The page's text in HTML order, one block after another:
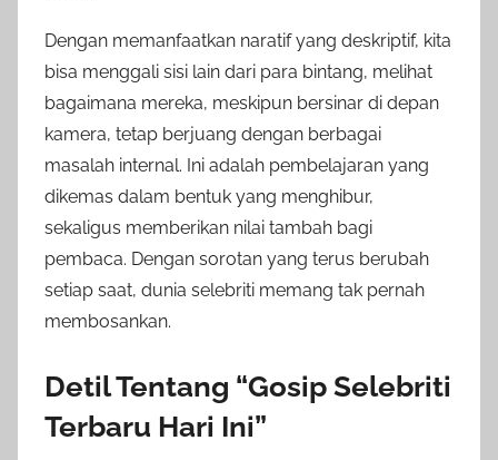
Dengan memanfaatkan naratif yang deskriptif, kita
bisa menggali sisi lain dari para bintang, melihat
bagaimana mereka, meskipun bersinar di depan
kamera, tetap berjuang dengan berbagai
masalah internal. Ini adalah pembelajaran yang
dikemas dalam bentuk yang menghibur,
sekaligus memberikan nilai tambah bagi
pembaca. Dengan sorotan yang terus berubah
setiap saat, dunia selebriti memang tak pernah
membosankan.
Detil Tentang “Gosip Selebriti
Terbaru Hari Ini”